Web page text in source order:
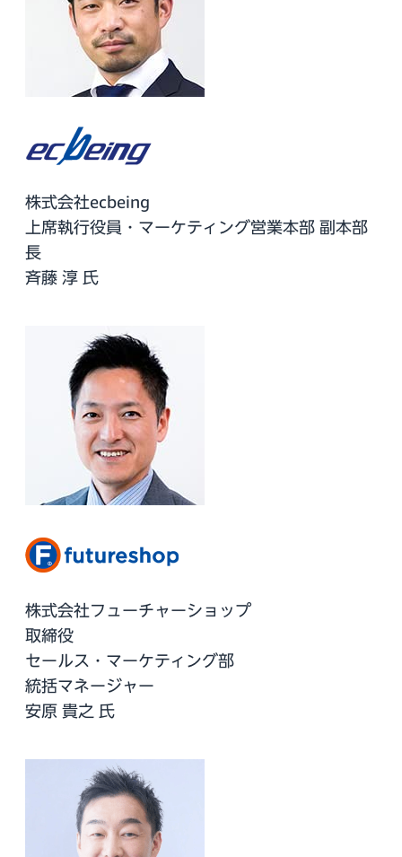
株式会社ecbeing
上席執行役員・マーケティング営業本部 副本部
長
斉藤 淳 氏
株式会社フューチャーショップ
取締役
セールス・マーケティング部
統括マネージャー
安原 貴之 氏